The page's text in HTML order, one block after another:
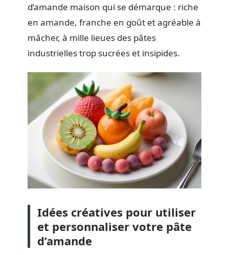
d’amande maison qui se démarque : riche
en amande, franche en goût et agréable à
mâcher, à mille lieues des pâtes
industrielles trop sucrées et insipides.
Idées créatives pour utiliser
et personnaliser votre pâte
d’amande